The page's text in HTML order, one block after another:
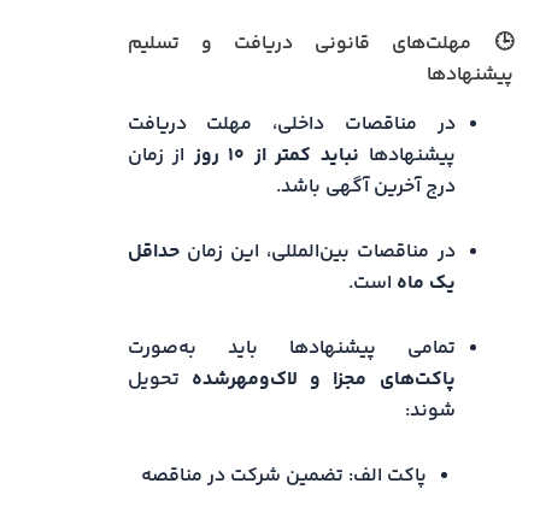
🕒 مهلت‌های قانونی دریافت و تسلیم
پیشنهادها
در مناقصات داخلی، مهلت دریافت
پیشنهادها نباید کمتر از ۱۰ روز
از زمان
درج آخرین آگهی باشد.
در مناقصات بین‌المللی، این زمانحداقل
یک ماه است.
تمامی پیشنهادها باید به‌صورت
پاکت‌های مجزا و لاک‌ومهرشده تحویل
شوند:
پاکت الف: تضمین شرکت در مناقصه